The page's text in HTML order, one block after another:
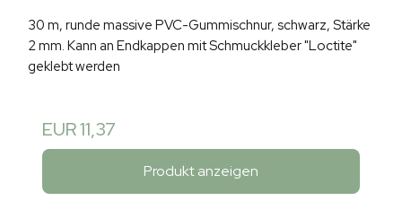
30 m, runde massive PVC-Gummischnur, schwarz, Stärke
2 mm. Kann an Endkappen mit Schmuckkleber "Loctite"
geklebt werden
EUR 11,37
Produkt anzeigen